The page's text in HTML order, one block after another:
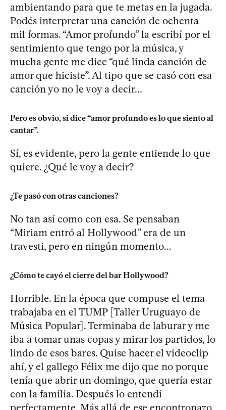
ambientando para que te metas en la jugada.
Podés interpretar una canción de ochenta
mil formas. “Amor profundo” la escribí por el
sentimiento que tengo por la música, y
mucha gente me dice “qué linda canción de
amor que hiciste”. Al tipo que se casó con esa
canción yo no le voy a decir...
Pero es obvio, si dice “amor profundo es lo que siento al
cantar”.
Sí, es evidente, pero la gente entiende lo que
quiere. ¿Qué le voy a decir?
¿Te pasó con otras canciones?
No tan así como con esa. Se pensaban
“Miriam entró al Hollywood” era de un
travesti, pero en ningún momento...
¿Cómo te cayó el cierre del bar Hollywood?
Horrible. En la época que compuse el tema
trabajaba en el TUMP [Taller Uruguayo de
Música Popular]. Terminaba de laburar y me
iba a tomar unas copas y mirar los partidos, lo
lindo de esos bares. Quise hacer el videoclip
ahí, y el gallego Félix me dijo que no porque
tenía que abrir un domingo, que quería estar
con la familia. Después lo entendí
perfectamente. Más allá de ese encontronazo